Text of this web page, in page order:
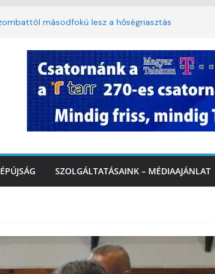
lakossági felháborodást váltott ki a
Marcaliban – VIDEÓ
a Balatonnál – az első félidő végén
SZOLGÁLTATÁSAINK – MÉDIAAJÁNLAT